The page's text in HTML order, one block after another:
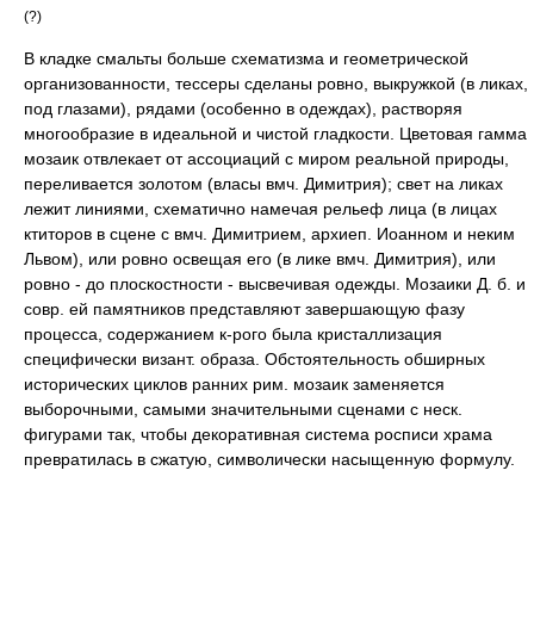
(?)
В кладке смальты больше схематизма и геометрической
организованности, тессеры сделаны ровно, выкружкой (в ликах,
под глазами), рядами (особенно в одеждах), растворяя
многообразие в идеальной и чистой гладкости. Цветовая гамма
мозаик отвлекает от ассоциаций с миром реальной природы,
переливается золотом (власы вмч. Димитрия); свет на ликах
лежит линиями, схематично намечая рельеф лица (в лицах
ктиторов в сцене с вмч. Димитрием, архиеп. Иоанном и неким
Львом), или ровно освещая его (в лике вмч. Димитрия), или
ровно - до плоскостности - высвечивая одежды. Мозаики Д. б. и
совр. ей памятников представляют завершающую фазу
процесса, содержанием к-рого была кристаллизация
специфически визант. образа. Обстоятельность обширных
исторических циклов ранних рим. мозаик заменяется
выборочными, самыми значительными сценами с неск.
фигурами так, чтобы декоративная система росписи храма
превратилась в сжатую, символически насыщенную формулу.